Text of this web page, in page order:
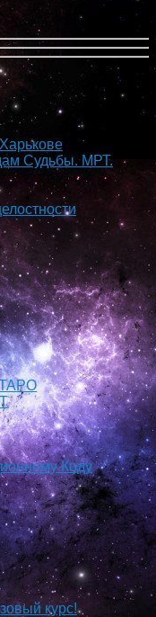
Судьбы. МРТ.
ТАРО
Коду
курс!